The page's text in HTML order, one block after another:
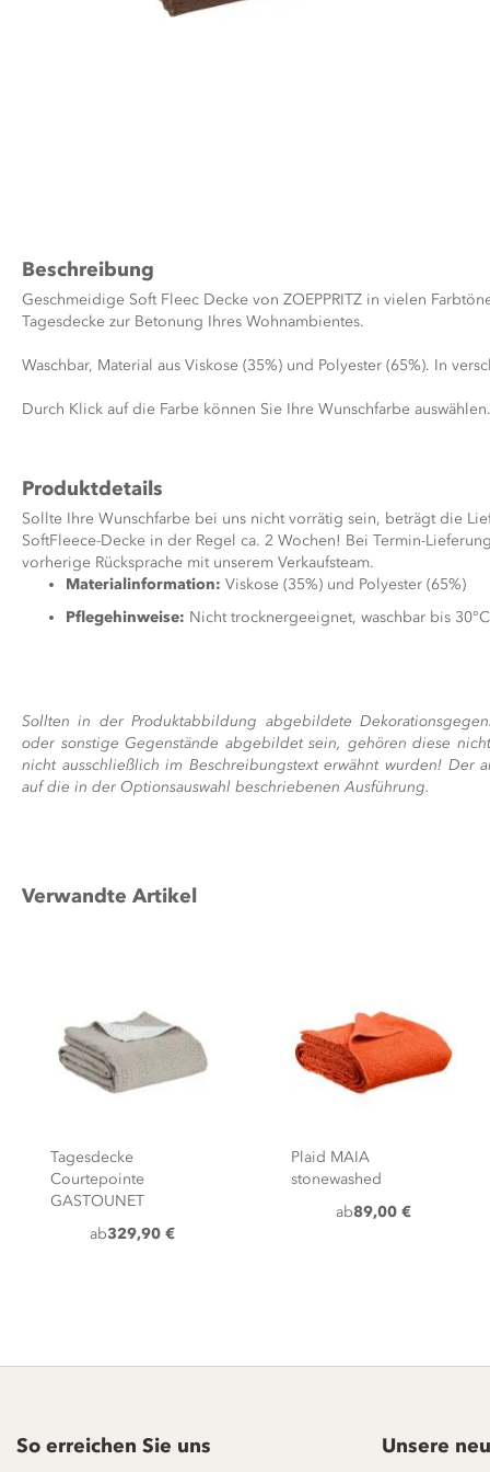
springen
Beschreibung
Geschmeidige Soft Fleec Decke von ZOEPPRITZ in vielen
Tagesdecke zur Betonung Ihres Wohnambientes.
Waschbar, Material aus Viskose (35%) und Polyester (65%). In
Durch Klick auf die Farbe können Sie Ihre Wunschfarbe auswählen.
Produktdetails
Sollte Ihre Wunschfarbe bei uns nicht vorrätig sein, beträgt die
SoftFleece-Decke in der Regel ca. 2 Wochen! Bei Termin-
vorherige Rücksprache mit unserem Verkaufsteam.
Materialinformation: Viskose (35%) und Polyester (65%)
Pflegehinweise: Nicht trocknergeeignet, waschbar bis 30°C
Sollten in der Produktabbildung abgebildete
oder sonstige Gegenstände abgebildet sein, gehören diese
nicht ausschließlich im Beschreibungstext erwähnt wurden! Der
auf die in der Optionsauswahl beschriebenen Ausführung.
Verwandte Artikel
Tagesdecke
Courtepointe
GASTOUNET
ab329,90 €
Plaid MAIA
stonewashed
ab89,00 €
So erreichen Sie uns Unsere